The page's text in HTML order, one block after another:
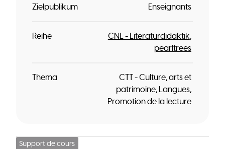
Zielpublikum Enseignants
Reihe
CNL - Literaturdidaktik
pearltrees
Thema
CTT - Culture, arts et
patrimoine Langues
Promotion de la lecture
Support de cours